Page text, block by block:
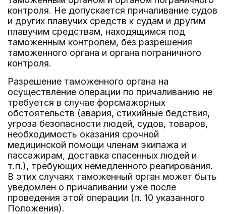
контроля. Не допускается причаливание судов
и других плавучих средств к судам и другим
плавучим средствам, находящимся под
таможенным контролем, без разрешения
таможенного органа и органа пограничного
контроля.
Разрешение таможенного органа на
осуществление операции по причаливанию не
требуется в случае форсмажорных
обстоятельств (авария, стихийные бедствия,
угроза безопасности людей, судов, товаров,
необходимость оказания срочной
медицинской помощи членам экипажа и
пассажирам, доставка спасенных людей и
т.п.), требующих немедленного реагирования.
В этих случаях таможенный орган может быть
уведомлен о причаливании уже после
проведения этой операции (п. 10 указанного
Положения).